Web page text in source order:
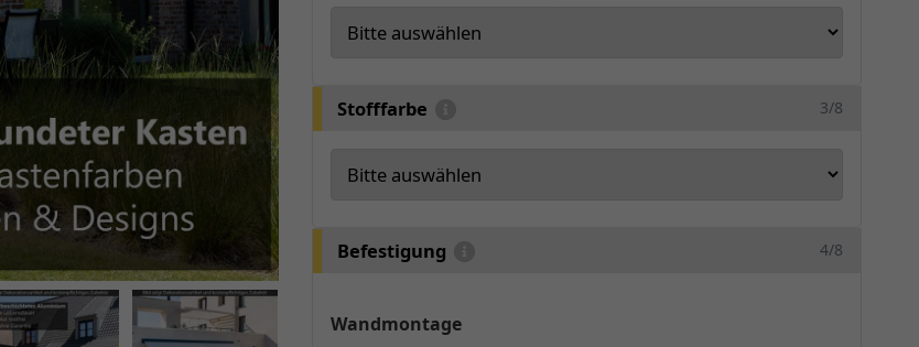
Stofffarbe 3/8
Befestigung 4/8
Wandmontage